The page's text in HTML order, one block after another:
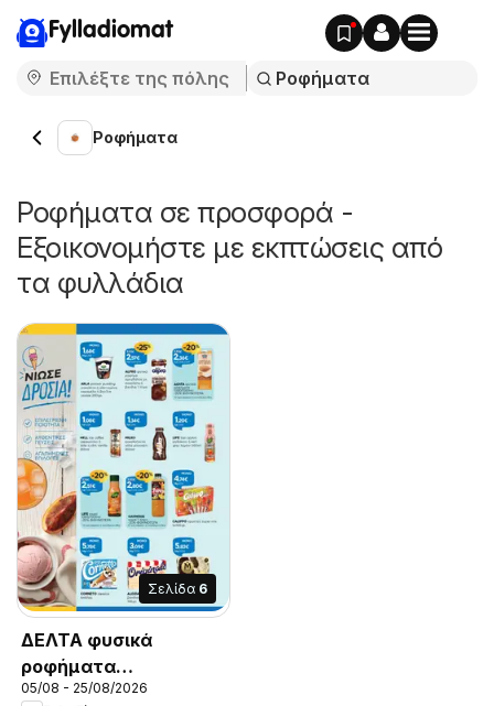
Fylladiomat
Ροφήματα
Ροφήματα σε προσφορά -
Εξοικονομήστε με εκπτώσεις από
τα φυλλάδια
Σελίδα 6
ΔΕΛΤΑ φυσικά
ροφήματα
1000/1500ml -20%
05/08 - 25/08/2026